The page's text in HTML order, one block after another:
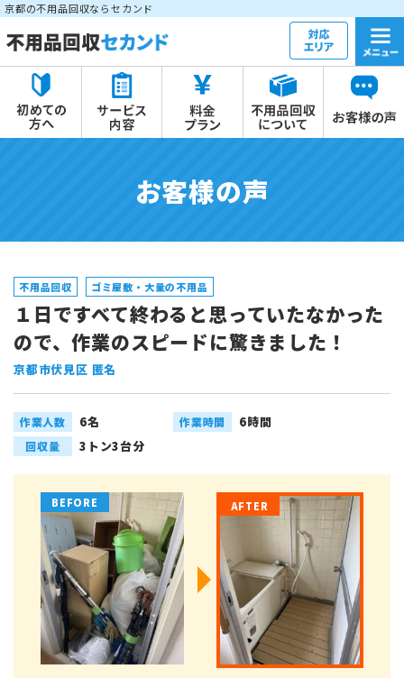
京都の不用品回収ならセカンド
お客様の声
不用品回収 ゴミ屋敷・大量の不用品
１日ですべて終わると思っていたなかった
ので、作業のスピードに驚きました！
京都市伏見区 匿名
作業人数 6名 作業時間 6時間
回収量 3トン3台分